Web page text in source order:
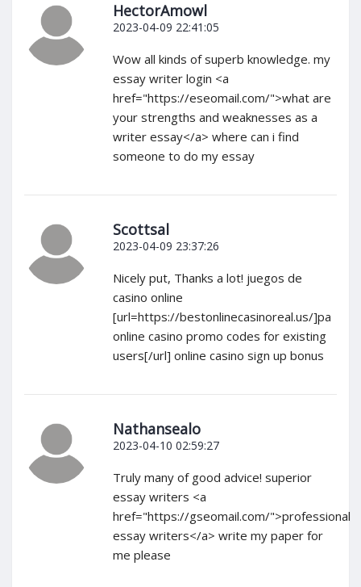
HectorAmowl
2023-04-09 22:41:05
Wow all kinds of superb knowledge. my
essay writer login <a
href="https://eseomail.com/">what are
your strengths and weaknesses as a
writer essay</a> where can i find
someone to do my essay
Scottsal
2023-04-09 23:37:26
Nicely put, Thanks a lot! juegos de
casino online
[url=https://bestonlinecasinoreal.us/]pa
online casino promo codes for existing
users[/url] online casino sign up bonus
Nathansealo
2023-04-10 02:59:27
Truly many of good advice! superior
essay writers <a
href="https://gseomail.com/">professional
essay writers</a> write my paper for
me please